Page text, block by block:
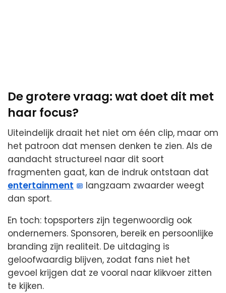
De grotere vraag: wat doet dit met
haar focus?
Uiteindelijk draait het niet om één clip, maar om
het patroon dat mensen denken te zien. Als de
aandacht structureel naar dit soort
fragmenten gaat, kan de indruk ontstaan dat
entertainment
langzaam zwaarder weegt
dan sport.
En toch: topsporters zijn tegenwoordig ook
ondernemers. Sponsoren, bereik en persoonlijke
branding zijn realiteit. De uitdaging is
geloofwaardig blijven, zodat fans niet het
gevoel krijgen dat ze vooral naar klikvoer zitten
te kijken.